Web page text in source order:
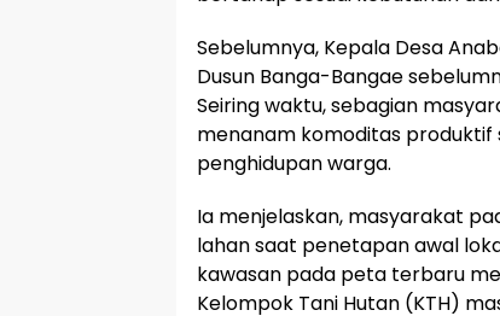
Sebelumnya, Kepala Desa
Dusun Banga-Bangae
Seiring waktu, sebagian
menanam komoditas produktif
penghidupan warga.
Ia menjelaskan, masyarakat
lahan saat penetapan awal
kawasan pada peta terbaru
Kelompok Tani Hutan (KTH)